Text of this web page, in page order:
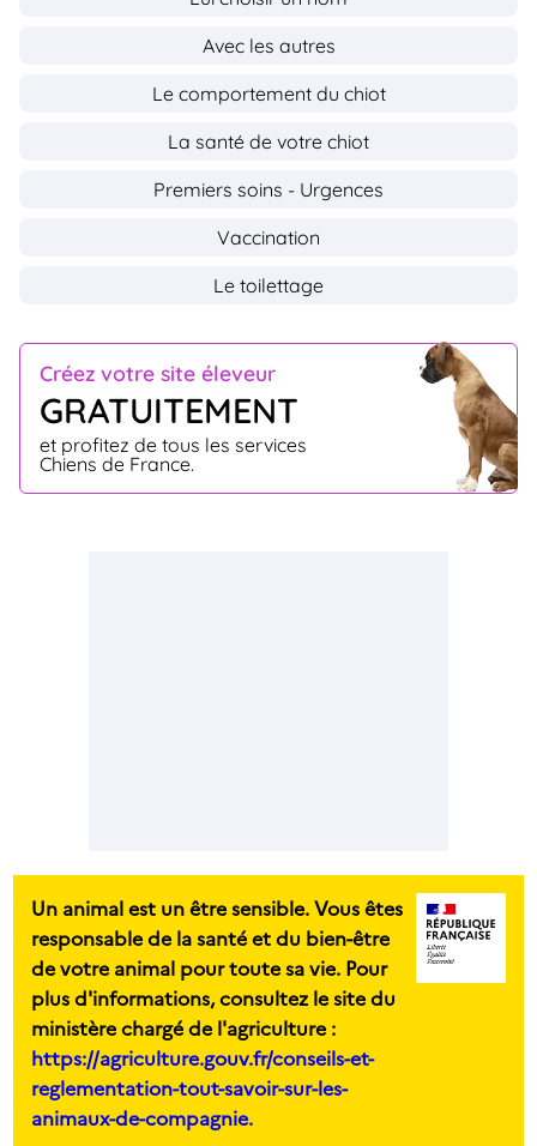
Créez votre site éleveur
GRATUITEMENT
et profitez de tous les services
Chiens de France.
Avec les autres
Le comportement du chiot
La santé de votre chiot
Premiers soins - Urgences
Vaccination
Le toilettage
Un animal est un être sensible. Vous êtes
responsable de la santé et du bien-être
de votre animal pour toute sa vie. Pour
plus d'informations, consultez le site du
ministère chargé de l'agriculture :
https://agriculture.gouv.fr/conseils-et-
reglementation-tout-savoir-sur-les-
animaux-de-compagnie.